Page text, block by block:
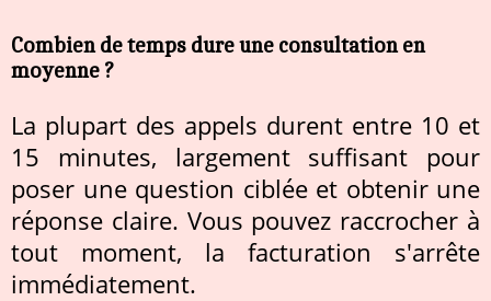
Combien de temps dure une consultation en
moyenne ?
La plupart des appels durent entre 10 et
15 minutes, largement suffisant pour
poser une question ciblée et obtenir une
réponse claire. Vous pouvez raccrocher à
tout moment, la facturation s'arrête
immédiatement.